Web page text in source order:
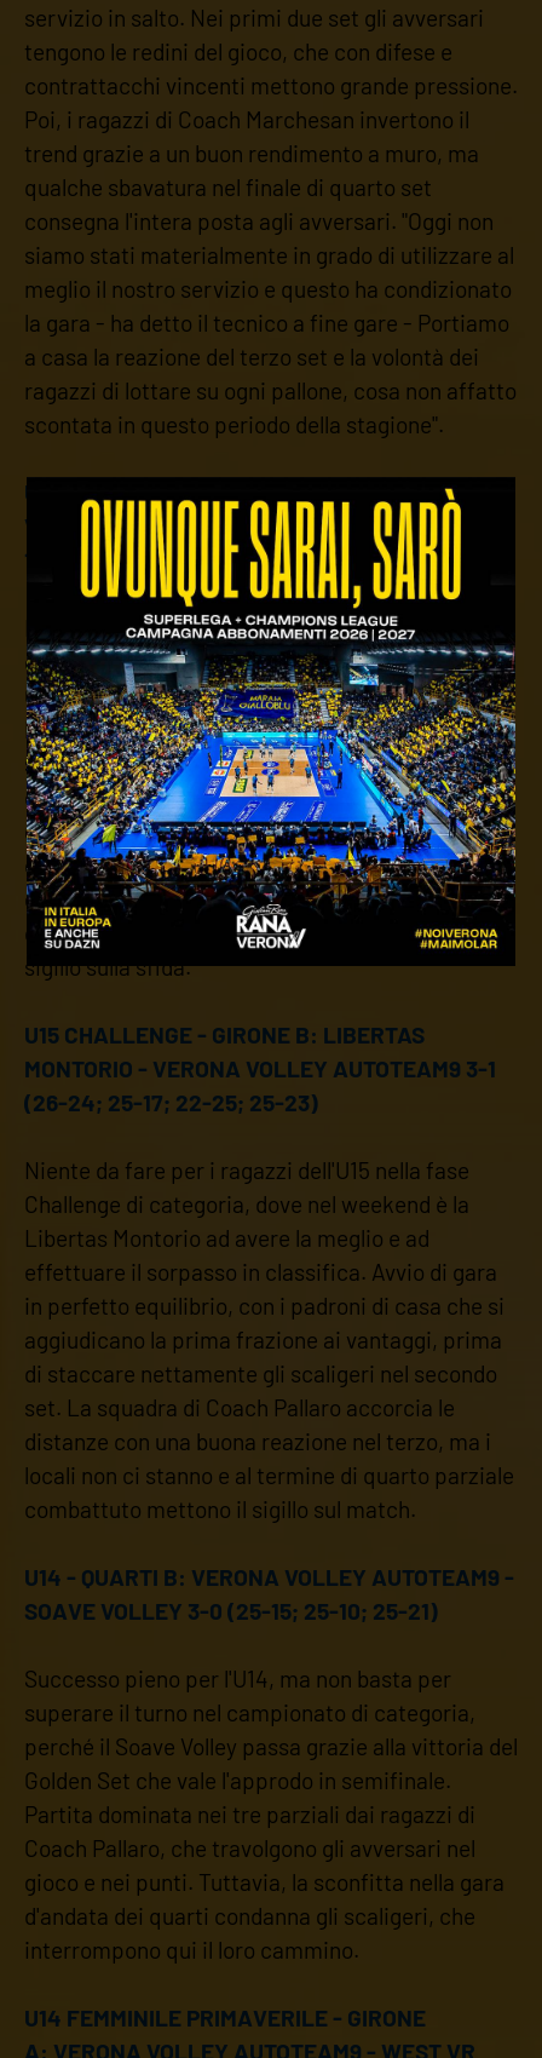
servizio in salto. Nei primi due set gli avversari
tengono le redini del gioco, che con difese e
contrattacchi vincenti mettono grande pressione.
Poi, i ragazzi di Coach Marchesan invertono il
trend grazie a un buon rendimento a muro, ma
qualche sbavatura nel finale di quarto set
consegna l'intera posta agli avversari. "Oggi non
siamo stati materialmente in grado di utilizzare al
meglio il nostro servizio e questo ha condizionato
la gara - ha detto il tecnico a fine gare - Portiamo
a casa la reazione del terzo set e la volontà dei
ragazzi di lottare su ogni pallone, cosa non affatto
scontata in questo periodo della stagione".
U17 CHALLENGE - GIRONE UNICO: VERONA
VOLLEY AUTOTEAM9 - 4STARS ALTAIR 3-1 (25-
11; 25-15; 22-25; 25-12)
Dopo il risultato pieno ottenuto in settimana, la
compagine U17 fa il bis nel weekend nel torneo
Challenge, superando per 3 a 1 il 4Stars Altair.
Partenza in discesa per la truppa scaligera, che
sovrasta gli avversari nei primi due set, con
distacchi importanti. La squadra ospite riapre i
giochi con un buon terzo set, ma la formazione
condotta da Coach Jorcano evita cali di tensione
e torna ad alzare il ritmo nella quarta frazione,
dove non lascia scampo agli avversari e mette il
sigillo sulla sfida.
U15 CHALLENGE - GIRONE B: LIBERTAS
MONTORIO - VERONA VOLLEY AUTOTEAM9 3-1
(26-24; 25-17; 22-25; 25-23)
Niente da fare per i ragazzi dell'U15 nella fase
Challenge di categoria, dove nel weekend è la
Libertas Montorio ad avere la meglio e ad
effettuare il sorpasso in classifica. Avvio di gara
in perfetto equilibrio, con i padroni di casa che si
aggiudicano la prima frazione ai vantaggi, prima
di staccare nettamente gli scaligeri nel secondo
set. La squadra di Coach Pallaro accorcia le
distanze con una buona reazione nel terzo, ma i
locali non ci stanno e al termine di quarto parziale
combattuto mettono il sigillo sul match.
U14 - QUARTI B: VERONA VOLLEY AUTOTEAM9 -
SOAVE VOLLEY 3-0 (25-15; 25-10; 25-21)
Successo pieno per l'U14, ma non basta per
superare il turno nel campionato di categoria,
perché il Soave Volley passa grazie alla vittoria del
Golden Set che vale l'approdo in semifinale.
Partita dominata nei tre parziali dai ragazzi di
Coach Pallaro, che travolgono gli avversari nel
gioco e nei punti. Tuttavia, la sconfitta nella gara
d'andata dei quarti condanna gli scaligeri, che
interrompono qui il loro cammino.
U14 FEMMINILE PRIMAVERILE - GIRONE
A: VERONA VOLLEY AUTOTEAM9 - WEST VR